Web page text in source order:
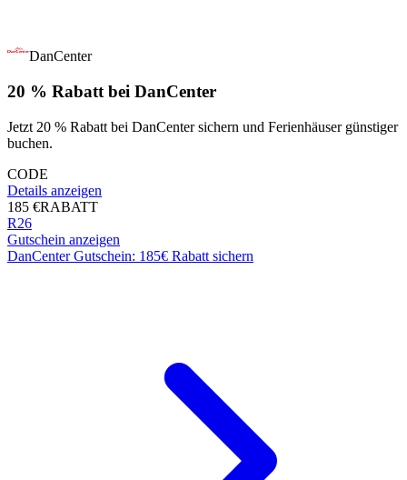
DanCenter
20 % Rabatt bei DanCenter
Jetzt 20 % Rabatt bei DanCenter sichern und Ferienhäuser günstiger
buchen.
CODE
Details anzeigen
185 €RABATT
R26
Gutschein anzeigen
DanCenter Gutschein: 185€ Rabatt sichern